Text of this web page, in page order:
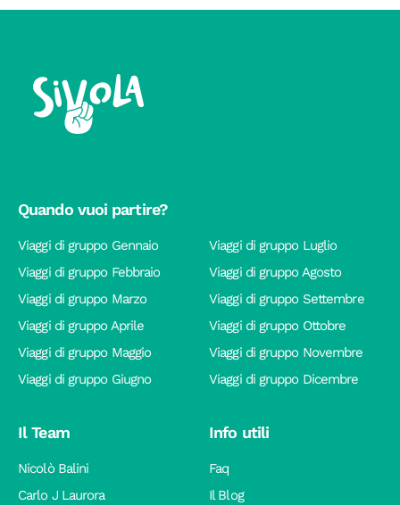
Quando vuoi partire?
Viaggi di gruppo Gennaio
Viaggi di gruppo Febbraio
Viaggi di gruppo Marzo
Viaggi di gruppo Aprile
Viaggi di gruppo Maggio
Viaggi di gruppo Giugno
Viaggi di gruppo Luglio
Viaggi di gruppo Agosto
Viaggi di gruppo Settembre
Viaggi di gruppo Ottobre
Viaggi di gruppo Novembre
Viaggi di gruppo Dicembre
Il Team
Nicolò Balini
Carlo J Laurora
Info utili
Faq
Il Blog